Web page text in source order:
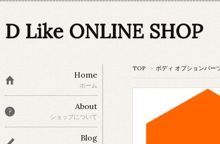
D Like ONLINE SHOP
TOP > ボディ オプションパー
Home
ホーム
About
ショップについて
Blog